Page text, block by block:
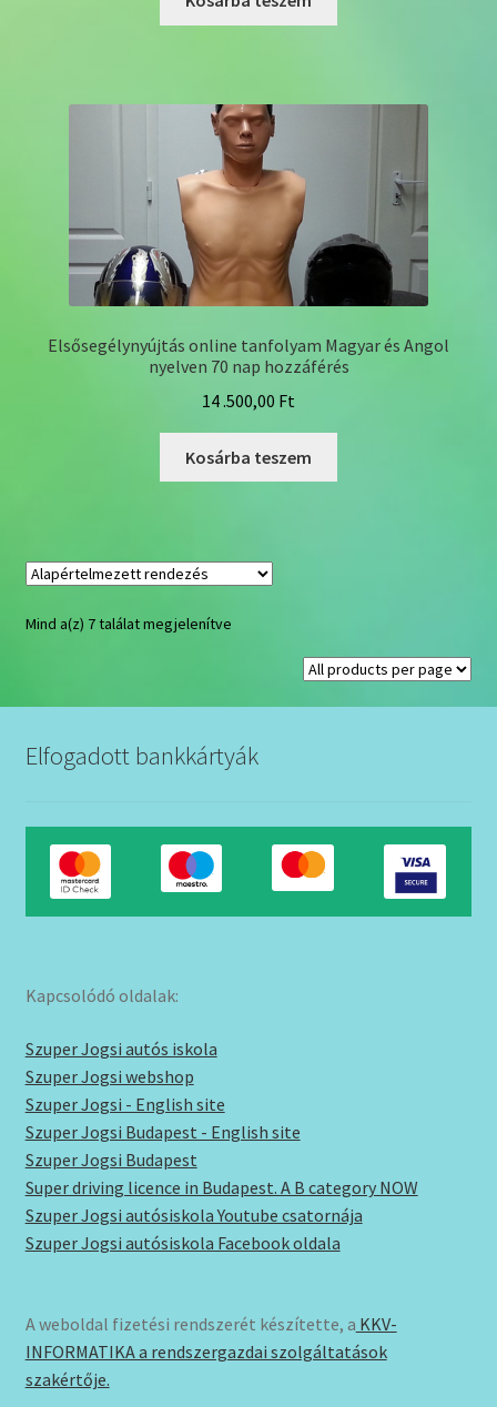
Elsősegélynyújtás online tanfolyam Magyar és Angol
nyelven 70 nap hozzáférés
14 .500,00 Ft
Kosárba teszem
Mind a(z) 7 találat megjelenítve
Elfogadott bankkártyák
Kapcsolódó oldalak:
Szuper Jogsi autós iskola
Szuper Jogsi webshop
Szuper Jogsi - English site
Szuper Jogsi Budapest - English site
Szuper Jogsi Budapest
Super driving licence in Budapest. A B category NOW
Szuper Jogsi autósiskola Youtube csatornája
Szuper Jogsi autósiskola Facebook oldala
A weboldal fizetési rendszerét készítette, a KKV-
INFORMATIKA a rendszergazdai szolgáltatások
szakértője.